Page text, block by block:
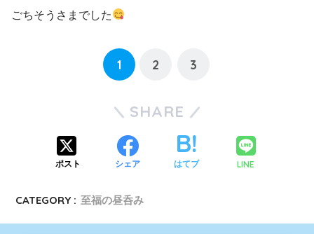
ごちそうさまでした
1 2 3
SHARE
ポスト シェア はてブ LINE
CATEGORY : 至福の昼呑み